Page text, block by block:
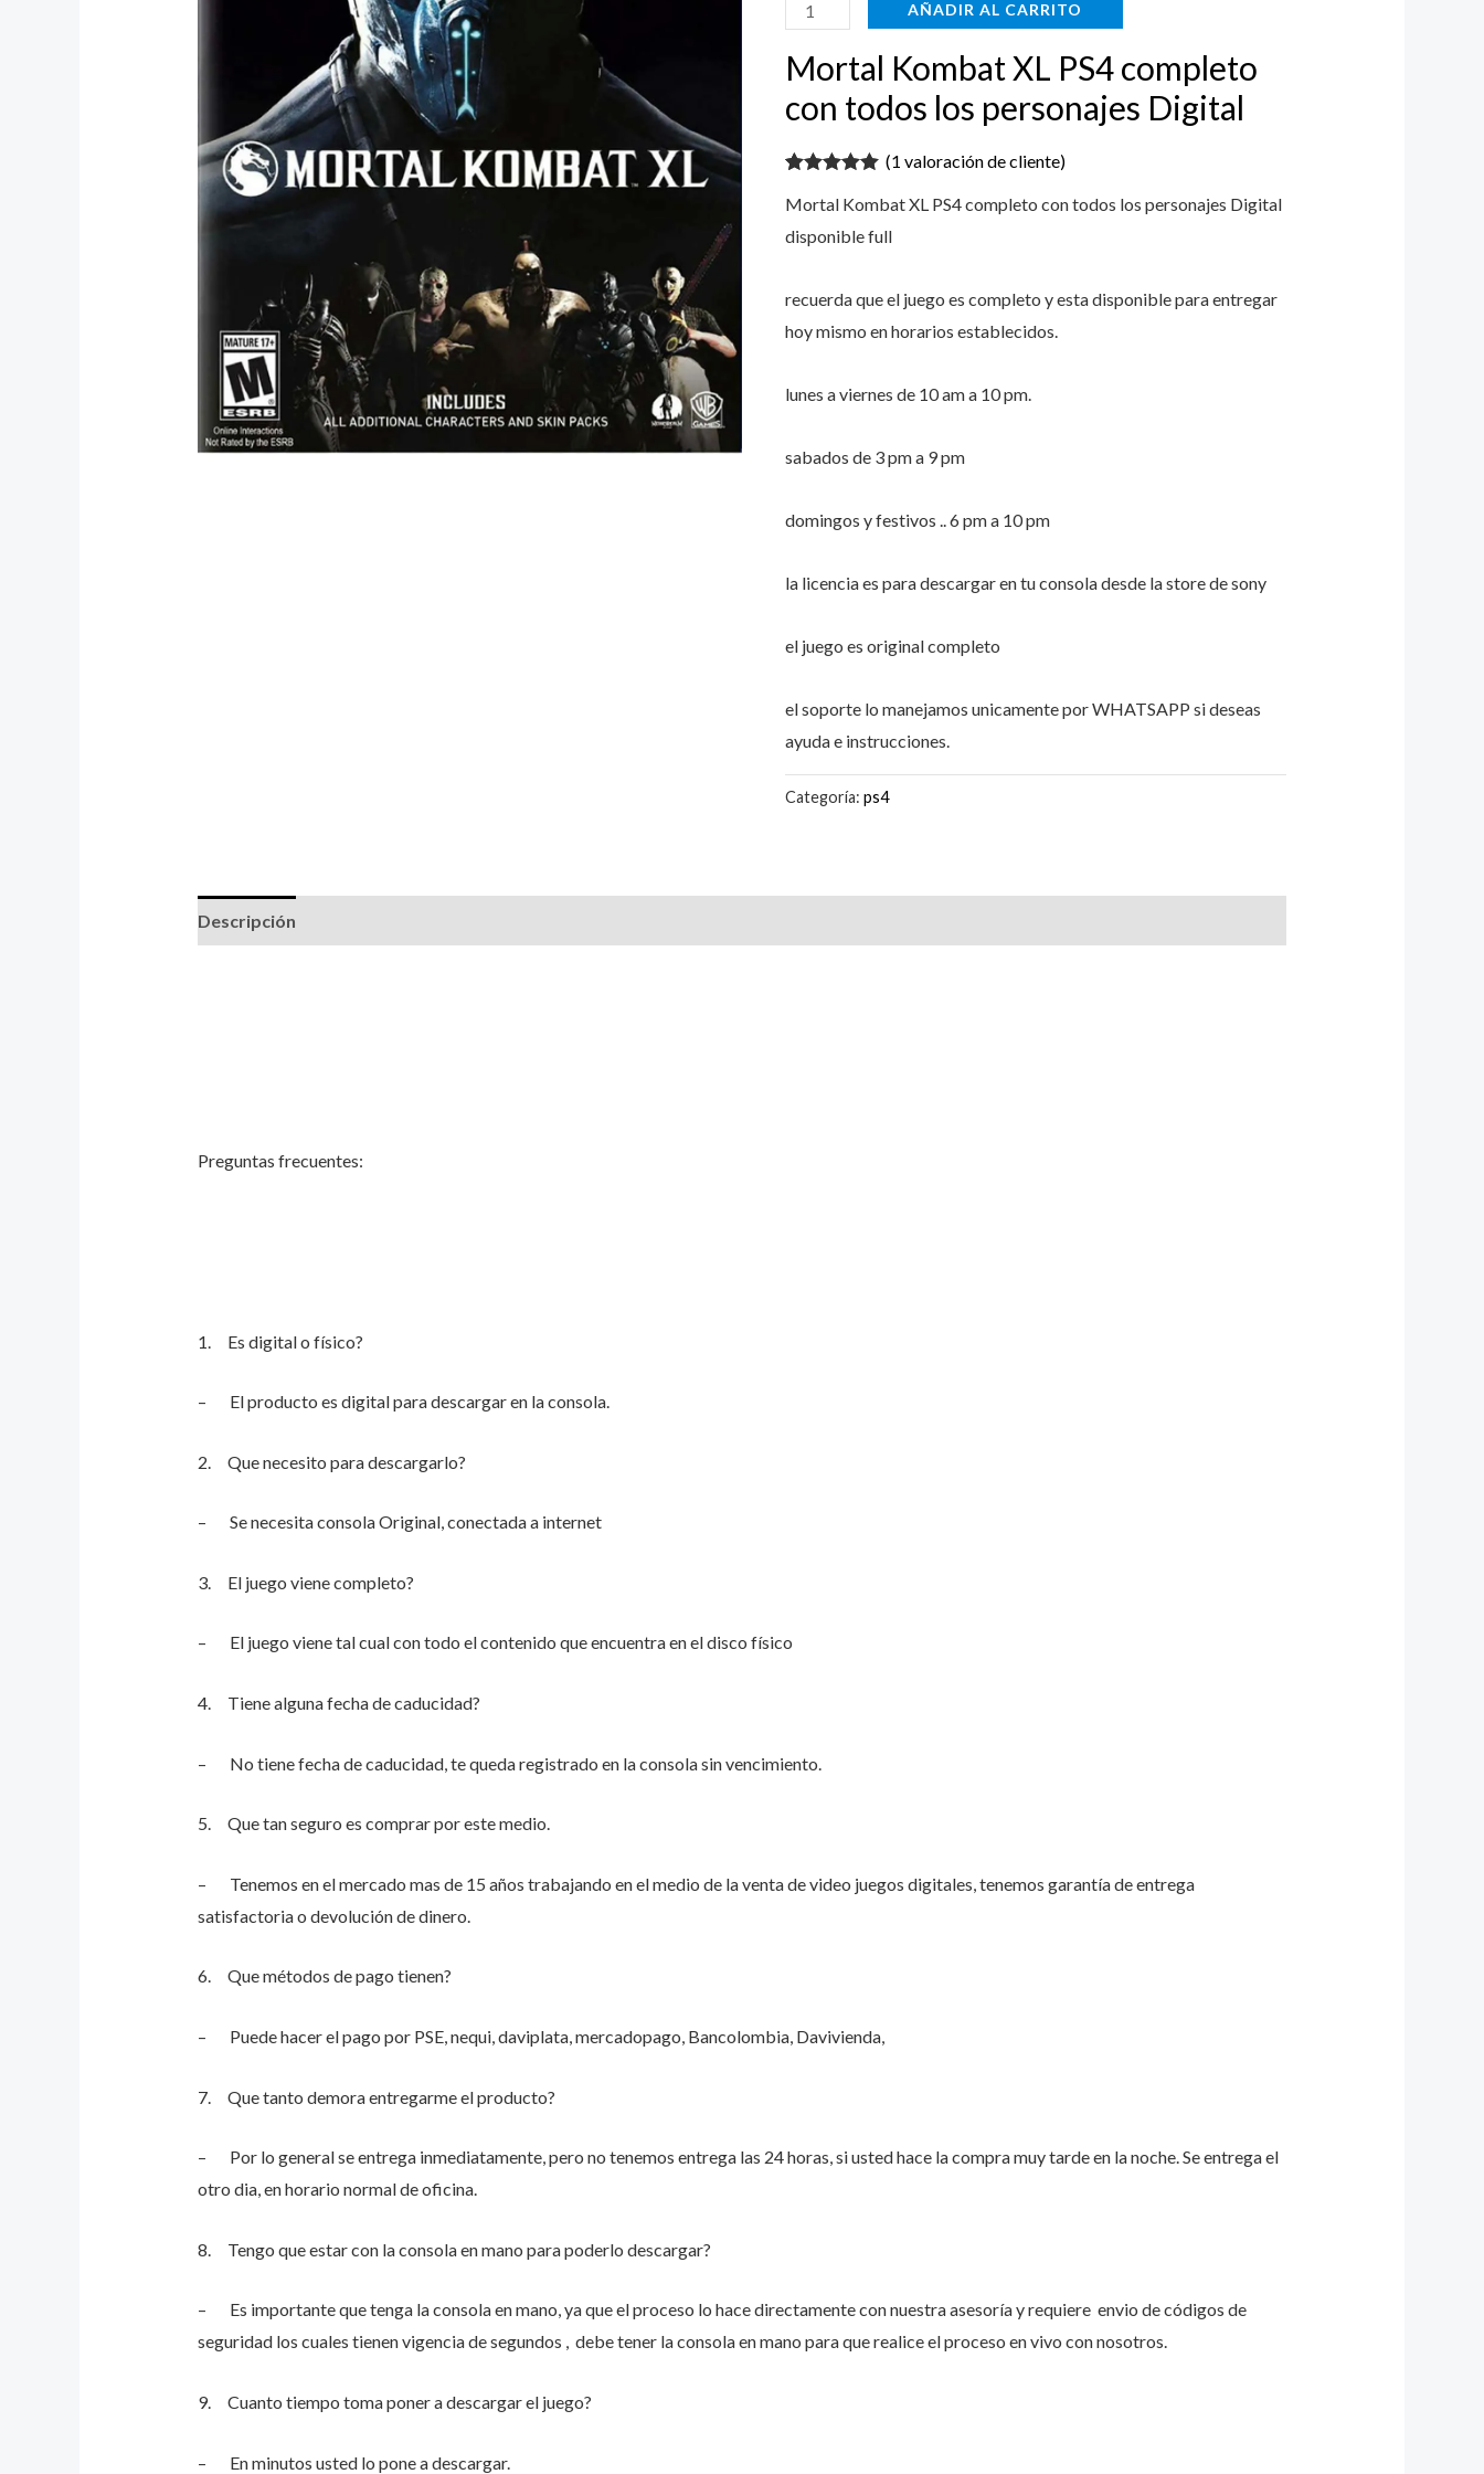
todos
los
personajes
cantidad
AÑADIR AL CARRITO
Mortal Kombat XL PS4 completo
con todos los personajes Digital
5.00de 5 en
valoración de
(1 valoración de cliente)
Mortal Kombat XL PS4 completo con todos los personajes Digital
disponible full
recuerda que el juego es completo y esta disponible para entregar
hoy mismo en horarios establecidos.
lunes a viernes de 10 am a 10 pm.
sabados de 3 pm a 9 pm
domingos y festivos .. 6 pm a 10 pm
la licencia es para descargar en tu consola desde la store de sony
el juego es original completo
el soporte lo manejamos unicamente por WHATSAPP si deseas
ayuda e instrucciones.
Categoría:ps4
Descripción
Preguntas frecuentes:
1. Es digital o físico?
– El producto es digital para descargar en la consola.
2. Que necesito para descargarlo?
– Se necesita consola Original, conectada a internet
3. El juego viene completo?
– El juego viene tal cual con todo el contenido que encuentra en el disco físico
4. Tiene alguna fecha de caducidad?
– No tiene fecha de caducidad, te queda registrado en la consola sin vencimiento.
5. Que tan seguro es comprar por este medio.
– Tenemos en el mercado mas de 15 años trabajando en el medio de la venta de video juegos digitales, tenemos garantía de entrega
satisfactoria o devolución de dinero.
6. Que métodos de pago tienen?
– Puede hacer el pago por PSE, nequi, daviplata, mercadopago, Bancolombia, Davivienda,
7. Que tanto demora entregarme el producto?
– Por lo general se entrega inmediatamente, pero no tenemos entrega las 24 horas, si usted hace la compra muy tarde en la noche. Se entrega el
otro dia, en horario normal de oficina.
8. Tengo que estar con la consola en mano para poderlo descargar?
– Es importante que tenga la consola en mano, ya que el proceso lo hace directamente con nuestra asesoría y requiere envio de códigos de
seguridad los cuales tienen vigencia de segundos , debe tener la consola en mano para que realice el proceso en vivo con nosotros.
9. Cuanto tiempo toma poner a descargar el juego?
– En minutos usted lo pone a descargar.